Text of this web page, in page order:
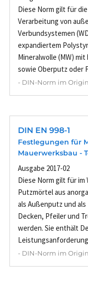
Diese Norm gilt für
Verarbeitung von
Verbundsystemen
expandiertem
Mineralwolle (MW)
sowie Oberputz oder
- DIN-Norm im
DIN EN 998-1
Festlegungen für
Mauerwerksbau -
Ausgabe 2017-02
Diese Norm gilt für
Putzmörtel aus
als Außenputz und
Decken, Pfeiler und
werden. Sie enthält
- DIN-Norm im